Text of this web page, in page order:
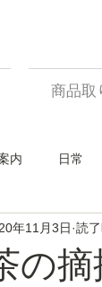
商品取
内 日常
の摘
年11月3日 読